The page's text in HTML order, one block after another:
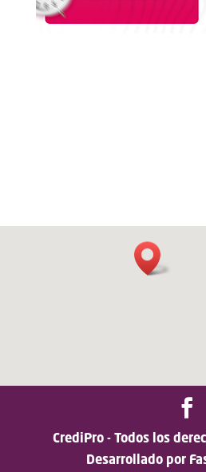
CrediPro - Todos los
Desarrollado por